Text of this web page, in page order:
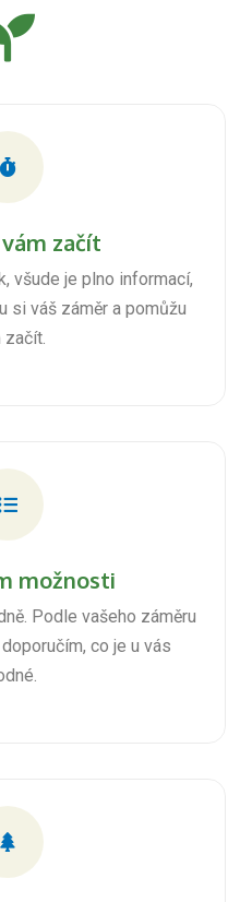
začít
všude je plno informací,
si váš záměr a pomůžu
začít.
možnosti
Podle vašeho záměru
co je u vás